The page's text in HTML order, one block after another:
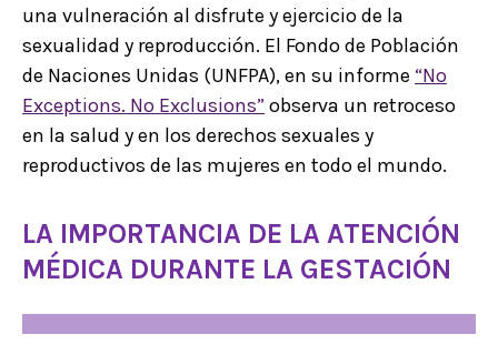
una vulneración al disfrute y ejercicio de la
sexualidad y reproducción. El Fondo de Población
de Naciones Unidas (UNFPA), en su informe “No
Exceptions. No Exclusions”observa un retroceso
en la salud y en los derechos sexuales y
reproductivos de las mujeres en todo el mundo.
LA IMPORTANCIA DE LA ATENCIÓN
MÉDICA DURANTE LA GESTACIÓN